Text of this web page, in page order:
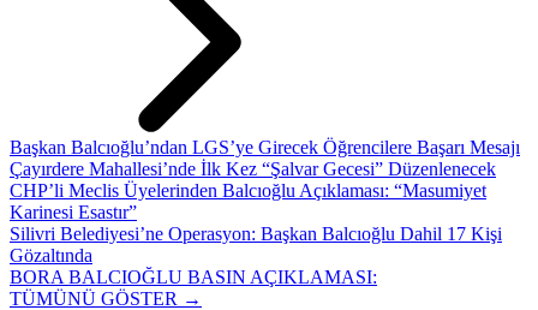
Başkan Balcıoğlu’ndan LGS’ye Girecek Öğrencilere Başarı Mesajı
Çayırdere Mahallesi’nde İlk Kez “Şalvar Gecesi” Düzenlenecek
CHP’li Meclis Üyelerinden Balcıoğlu Açıklaması: “Masumiyet
Karinesi Esastır”
Silivri Belediyesi’ne Operasyon: Başkan Balcıoğlu Dahil 17 Kişi
Gözaltında
BORA BALCIOĞLU BASIN AÇIKLAMASI:
TÜMÜNÜ GÖSTER →